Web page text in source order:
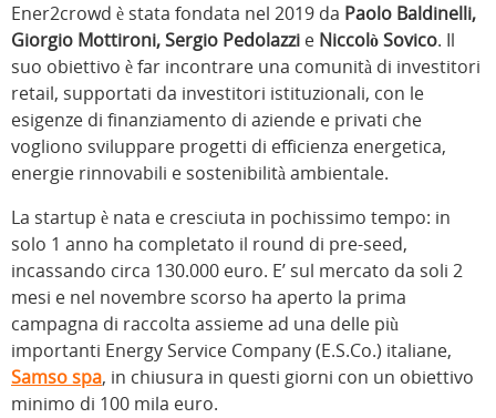
Ener2crowd è stata fondata nel 2019 da Paolo Baldinelli,
Giorgio Mottironi, Sergio Pedolazzi e Niccolò Sovico. Il
suo obiettivo è far incontrare una comunità di investitori
retail, supportati da investitori istituzionali, con le
esigenze di finanziamento di aziende e privati che
vogliono sviluppare progetti di efficienza energetica,
energie rinnovabili e sostenibilità ambientale.
La startup è nata e cresciuta in pochissimo tempo: in
solo 1 anno ha completato il round di pre-seed,
incassando circa 130.000 euro. E’ sul mercato da soli 2
mesi e nel novembre scorso ha aperto la prima
campagna di raccolta assieme ad una delle più
importanti Energy Service Company (E.S.Co.) italiane,
Samso spa, in chiusura in questi giorni con un obiettivo
minimo di 100 mila euro.